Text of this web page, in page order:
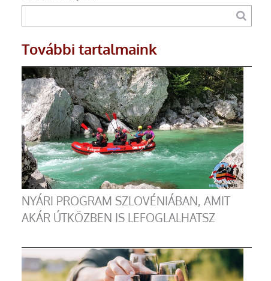
További tartalmaink
NYÁRI PROGRAM SZLOVÉNIÁBAN, AMIT
AKÁR ÚTKÖZBEN IS LEFOGLALHATSZ